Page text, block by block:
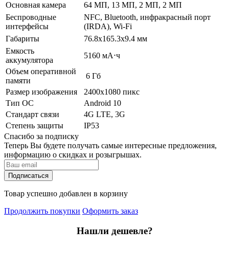
Основная камера
64 МП, 13 МП, 2 МП, 2 МП
Беспроводные
интерфейсы
NFC, Bluetooth, инфракрасный порт
(IRDA), Wi-Fi
Габариты
76.8x165.3x9.4 мм
Емкость
аккумулятора
5160 мА⋅ч
Объем оперативной
памяти
6 Гб
Размер изображения
2400x1080 пикс
Тип ОС
Android 10
Стандарт связи
4G LTE, 3G
Степень защиты
IP53
Спасибо за подписку
Теперь Вы будете получать самые интересные предложения,
информацию о скидках и розыгрышах.
Подписаться
Товар успешно добавлен в корзину
Продолжить покупки Оформить заказ
Нашли дешевле?